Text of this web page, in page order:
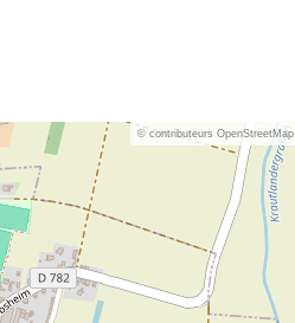
© contributeurs OpenStreetMap